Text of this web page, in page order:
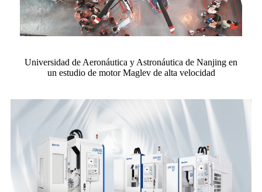
Universidad de Aeronáutica y Astronáutica de Nanjing en
un estudio de motor Maglev de alta velocidad